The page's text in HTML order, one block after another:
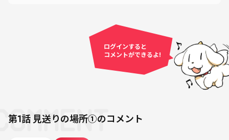
ログインすると
コメントができるよ!
第1話 見送りの場所①のコメント